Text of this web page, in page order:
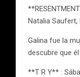
Natalia Saufert,
Galina fue la
descubre que
**T R Y** :